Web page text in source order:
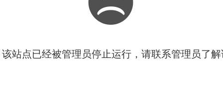
站点已经被管理员停止运行，请联系管理员了